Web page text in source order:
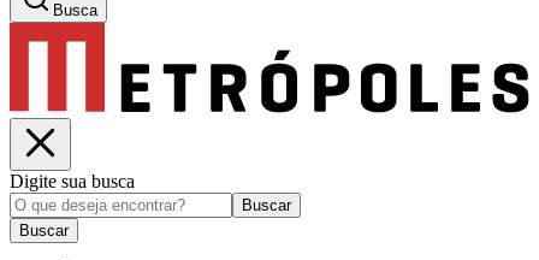
Busca
Digite sua busca
Buscar
Buscar